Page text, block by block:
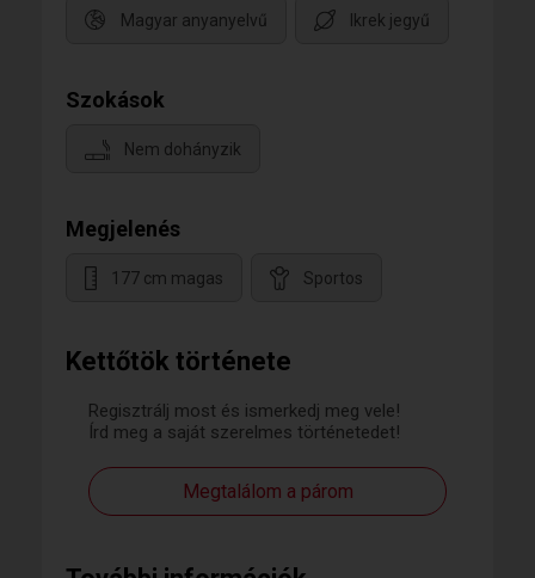
Kettőtök története
Regisztrálj most és ismerkedj meg vele!
Írd meg a saját szerelmes történetedet!
Megtalálom a párom
Magyar anyanyelvű Ikrek jegyű
Szokások
Nem dohányzik
Megjelenés
177 cm magas Sportos